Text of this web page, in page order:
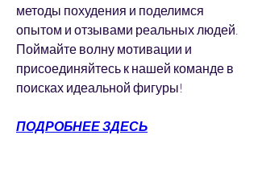
методы похудения и поделимся
опытом и отзывами реальных людей.
Поймайте волну мотивации и
присоединяйтесь к нашей команде в
поисках идеальной фигуры!
ПОДРОБНЕЕ ЗДЕСЬ